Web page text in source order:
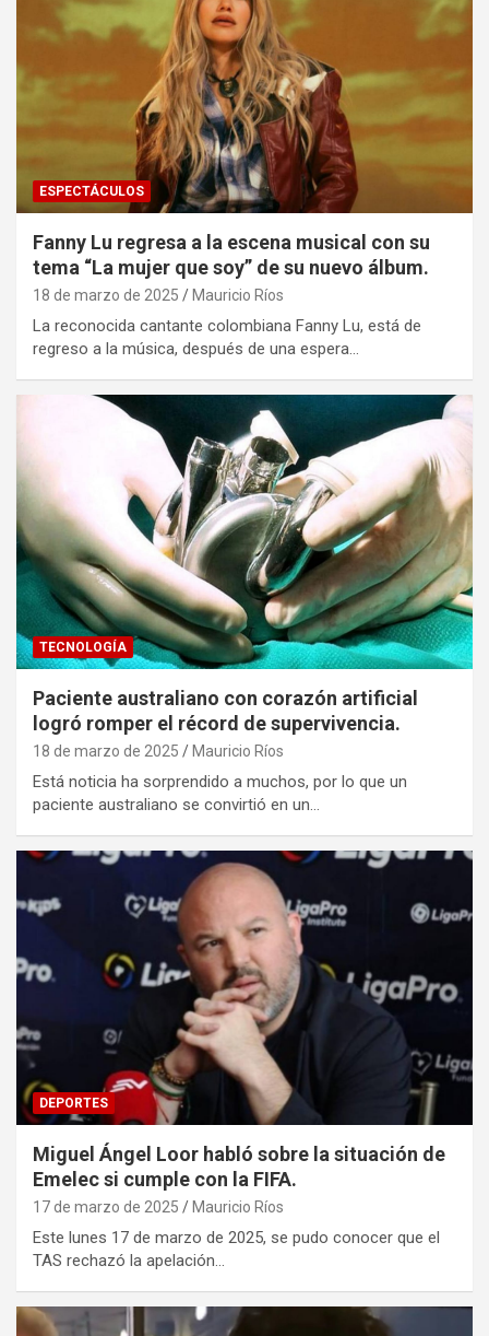
ESPECTÁCULOS
Fanny Lu regresa a la escena musical con su
tema “La mujer que soy” de su nuevo álbum.
18 de marzo de 2025 Mauricio Ríos
La reconocida cantante colombiana Fanny Lu, está de
regreso a la música, después de una espera…
TECNOLOGÍA
Paciente australiano con corazón artificial
logró romper el récord de supervivencia.
18 de marzo de 2025 Mauricio Ríos
Está noticia ha sorprendido a muchos, por lo que un
paciente australiano se convirtió en un…
DEPORTES
Miguel Ángel Loor habló sobre la situación de
Emelec si cumple con la FIFA.
17 de marzo de 2025 Mauricio Ríos
Este lunes 17 de marzo de 2025, se pudo conocer que el
TAS rechazó la apelación…